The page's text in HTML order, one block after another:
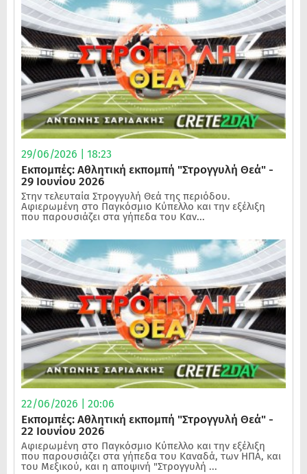
29/06/2026 | 18:23
Εκπομπές: Αθλητική εκπομπή "Στρογγυλή Θεά" -
29 Ιουνίου 2026
Στην τελευταία Στρογγυλή Θεά της περιόδου.
Αφιερωμένη στο Παγκόσμιο Κύπελλο και την εξέλιξη
που παρουσιάζει στα γήπεδα του Καν...
22/06/2026 | 20:06
Εκπομπές: Αθλητική εκπομπή "Στρογγυλή Θεά" -
22 Ιουνίου 2026
Αφιερωμένη στο Παγκόσμιο Κύπελλο και την εξέλιξη
που παρουσιάζει στα γήπεδα του Καναδά, των ΗΠΑ, και
του Μεξικού, και η αποψινή "Στρογγυλή ...